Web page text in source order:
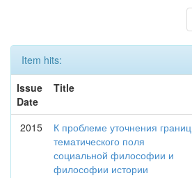
Item hits:
Issue
Date
Title
2015
К проблеме уточнения границ
тематического поля
социальной философии и
философии истории